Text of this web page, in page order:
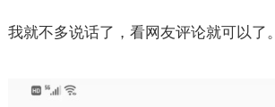
我就不多说话了，看网友评论就可以了。